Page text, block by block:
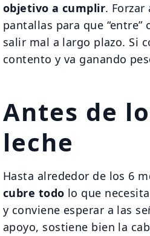
objetivo a cumplir.
pantallas para que
salir mal a largo plazo. Si
contento y va ganando
Antes de
leche
Hasta alrededor de los 6
cubre todo lo que
y conviene esperar a las
apoyo, sostiene bien la